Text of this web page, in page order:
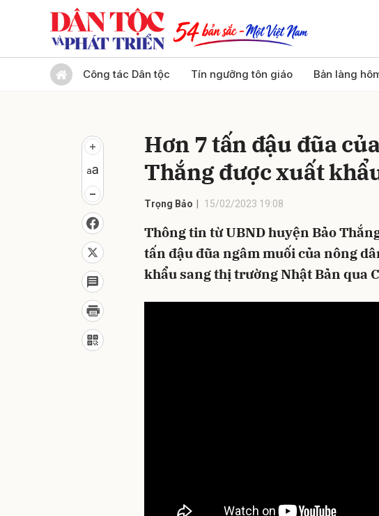
Công tác Dân tộc Tín ngưỡng tôn giáo Bản làng
Hơn 7 tấn đậu đũa
Thắng được xuất
Trọng Bảo 15/02/2023 19:08
Thông tin từ UBND huyện Bảo
tấn đậu đũa ngâm muối của nông
khẩu sang thị trường Nhật Bản qua
Gửi bình luận